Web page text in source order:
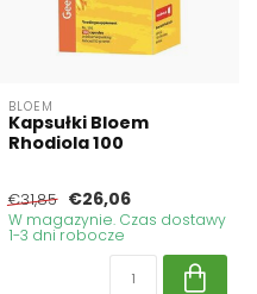
BLOEM
Kapsułki Bloem
Rhodiola 100
€31,85 €26,06
W magazynie. Czas dostawy
1-3 dni robocze